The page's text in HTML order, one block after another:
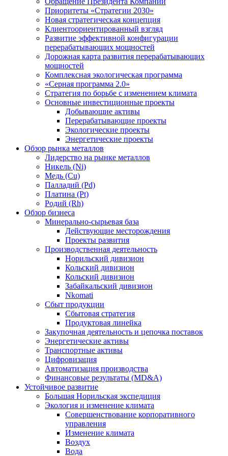
Приоритеты «Стратегии 2030»
Новая стратегическая концепция
Клиентоориентированный взгляд
Развитие эффективной конфигурации
перерабатывающих мощностей
Дорожная карта развития перерабатывающих
мощностей
Комплексная экологическая программа
«Серная программа 2.0»
Стратегия по борьбе с изменением климата
Основные инвестиционные проекты
Добывающие активы
Перерабатывающие проекты
Экологические проекты
Энергетические проекты
Обзор рынка металлов
Лидерство на рынке металлов
Никель (Ni)
Медь (Cu)
Палладий (Pd)
Платина (Pt)
Родий (Rh)
Обзор бизнеса
Минерально-сырьевая база
Действующие месторождения
Проекты развития
Производственная деятельность
Норильский дивизион
Кольский дивизион
Кольский дивизион
Забайкальский дивизион
Nkomati
Сбыт продукции
Сбытовая стратегия
Продуктовая линейка
Закупочная деятельность и цепочка поставок
Энергетические активы
Транспортные активы
Цифровизация
Автоматизация производства
Финансовые результаты (MD&A)
Устойчивое развитие
Большая Норильская экспедиция
Экология и изменение климата
Совершенствование корпоративного
управления
Изменение климата
Воздух
Вода